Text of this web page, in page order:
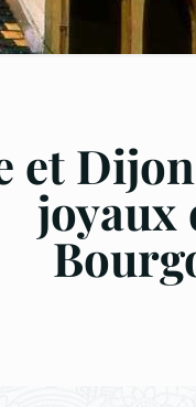
et
joyaux